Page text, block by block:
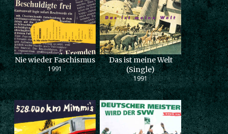
Nie wieder Faschismus
1991
Das ist meine Welt
(Single)
1991